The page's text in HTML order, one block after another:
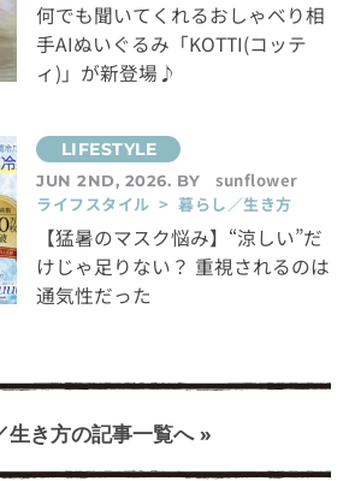
何でも聞いてくれるおしゃべり相
手AIぬいぐるみ「KOTTI(コッテ
ィ)」が新登場♪
JUN 2ND, 2026. BY
sunflower
ライフスタイル > 暮らし／生き方
【猛暑のマスク悩み】“涼しい”だ
けじゃ足りない？ 重視されるのは
通気性だった
生き方の記事一覧へ »